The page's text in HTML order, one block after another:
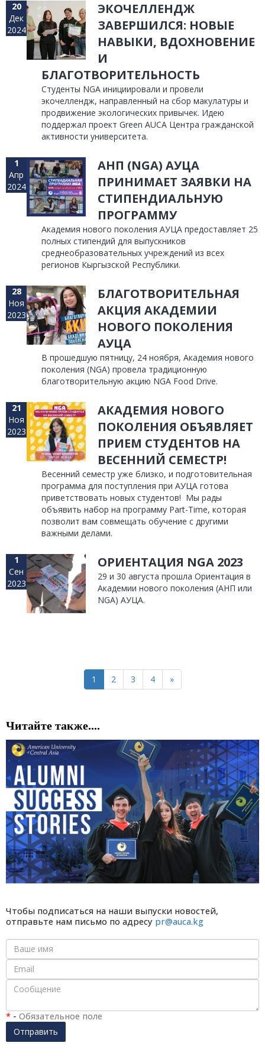
20
Дек
2024
ЭКОЧЕЛЛЕНДЖ
ЗАВЕРШИЛСЯ: НОВЫЕ
НАВЫКИ, ВДОХНОВЕНИЕ
И
БЛАГОТВОРИТЕЛЬНОСТЬ
Студенты NGA инициировали и провели
экочеллендж, направленный на сбор макулатуры и
продвижение экологических привычек. Идею
поддержал проект Green AUCA Центра гражданской
активности университета.
1
Апр
2024
АНП (NGA) АУЦА
ПРИНИМАЕТ ЗАЯВКИ НА
СТИПЕНДИАЛЬНУЮ
ПРОГРАММУ
Академия нового поколения АУЦА предоставляет 25
полных стипендий для выпускников
среднеобразовательных учреждений из всех
регионов Кыргызской Республики.
28
Ноя
2023
БЛАГОТВОРИТЕЛЬНАЯ
АКЦИЯ АКАДЕМИИ
НОВОГО ПОКОЛЕНИЯ
АУЦА
В прошедшую пятницу, 24 ноября, Академия нового
поколения (NGA) провела традиционную
благотворительную акцию NGA Food Drive.
21
Ноя
2023
АКАДЕМИЯ НОВОГО
ПОКОЛЕНИЯ ОБЪЯВЛЯЕТ
ПРИЕМ СТУДЕНТОВ НА
ВЕСЕННИЙ СЕМЕСТР!
Весенний семестр уже близко, и подготовительная
программа для поступления при АУЦА готова
приветствовать новых студентов! Мы рады
объявить набор на программу Part-Time, которая
позволит вам совмещать обучение с другими
важными делами.
1
Сен
2023
ОРИЕНТАЦИЯ NGA 2023
29 и 30 августа прошла Ориентация в
Академии нового поколения (АНП или
NGA) АУЦА.
1 2 3 4 »
Читайте также....
Чтобы подписаться на наши выпуски новостей,
отправьте нам письмо по адресу pr@auca.kg
* - Обязательное поле
Отправить